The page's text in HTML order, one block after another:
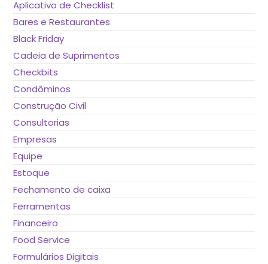
Aplicativo de Checklist
Bares e Restaurantes
Black Friday
Cadeia de Suprimentos
Checkbits
Condôminos
Construção Civil
Consultorias
Empresas
Equipe
Estoque
Fechamento de caixa
Ferramentas
Financeiro
Food Service
Formulários Digitais